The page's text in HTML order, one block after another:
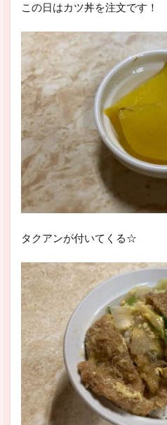
この日はカツ丼を注文です！
タクアンが付いてくる☆